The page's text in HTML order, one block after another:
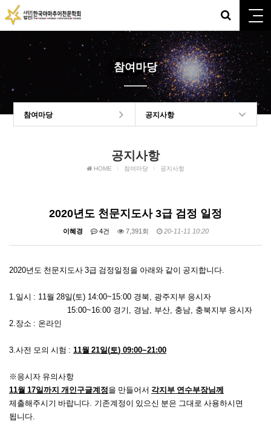
참여마당
참여마당 공지사항
공지사항
HOME 참여마당 공지사항
2020년도 천문지도사 3급 검정 일정
이혜경 4건 7,391회 20-11-11 10:20
2020년도 천문지도사 3급 검정일정을 아래와 같이 공지합니다.
1.일시 : 11월 28일(토) 14:00~15:00 경북, 광주지부 응시자
15:00~16:00 경기 , 경남, 부산, 충남, 충북지부 응시자
2.장소 : 온라인
3.사전 모의 시험 : 11월 21일(토) 09:00~21:00
※ 응시자 유의사항
11월 17일까지 개인구글계정을 만들어서 각지부 연수부장님께
제출해주시기 바랍니다. 기존계정이 있으신 분은 그대로 사용하시면
됩니다.